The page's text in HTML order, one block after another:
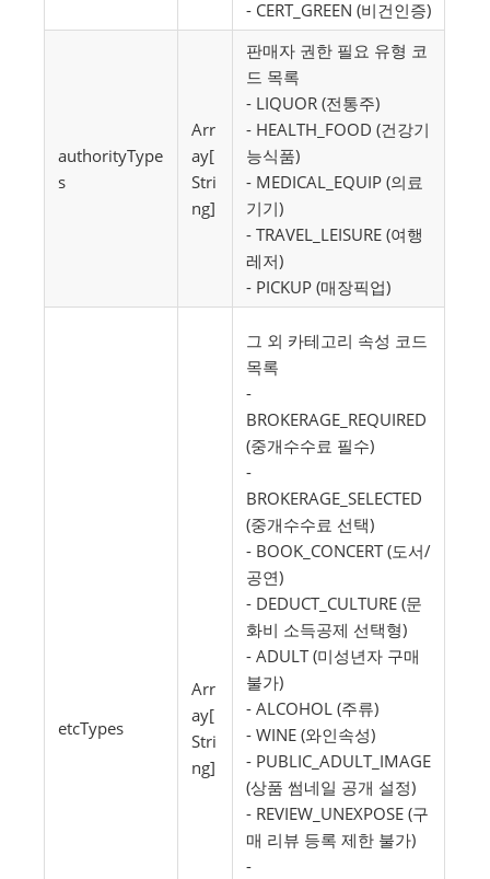
- CERT_GREEN (비건인증)
authorityType
s
Arr
ay[
Stri
ng]
판매자 권한 필요 유형 코
드 목록
- LIQUOR (전통주)
- HEALTH_FOOD (건강기
능식품)
- MEDICAL_EQUIP (의료
기기)
- TRAVEL_LEISURE (여행
레저)
- PICKUP (매장픽업)
etcTypes
Arr
ay[
Stri
ng]
그 외 카테고리 속성 코드
목록
-
BROKERAGE_REQUIRED
(중개수수료 필수)
-
BROKERAGE_SELECTED
(중개수수료 선택)
- BOOK_CONCERT (도서/
공연)
- DEDUCT_CULTURE (문
화비 소득공제 선택형)
- ADULT (미성년자 구매
불가)
- ALCOHOL (주류)
- WINE (와인속성)
- PUBLIC_ADULT_IMAGE
(상품 썸네일 공개 설정)
- REVIEW_UNEXPOSE (구
매 리뷰 등록 제한 불가)
-